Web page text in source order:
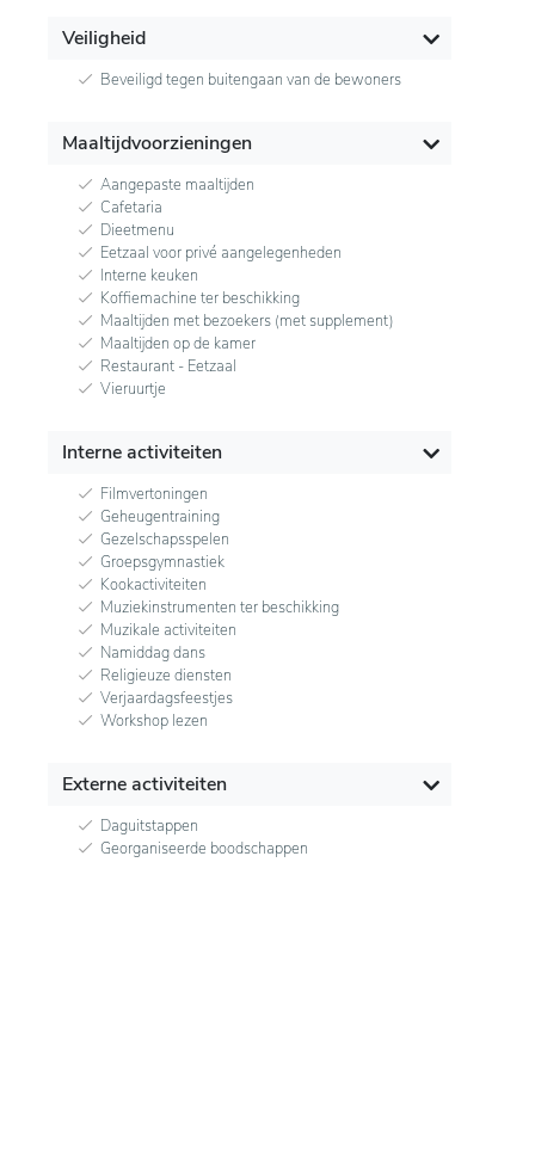
Veiligheid
Beveiligd tegen buitengaan van de bewoners
Maaltijdvoorzieningen
Aangepaste maaltijden
Cafetaria
Dieetmenu
Eetzaal voor privé aangelegenheden
Interne keuken
Koffiemachine ter beschikking
Maaltijden met bezoekers (met supplement)
Maaltijden op de kamer
Restaurant - Eetzaal
Vieruurtje
Interne activiteiten
Filmvertoningen
Geheugentraining
Gezelschapsspelen
Groepsgymnastiek
Kookactiviteiten
Muziekinstrumenten ter beschikking
Muzikale activiteiten
Namiddag dans
Religieuze diensten
Verjaardagsfeestjes
Workshop lezen
Externe activiteiten
Daguitstappen
Georganiseerde boodschappen